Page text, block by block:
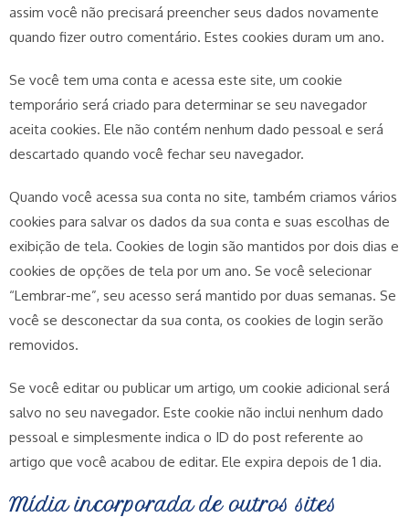
assim você não precisará preencher seus dados novamente
quando fizer outro comentário. Estes cookies duram um ano.
Se você tem uma conta e acessa este site, um cookie
temporário será criado para determinar se seu navegador
aceita cookies. Ele não contém nenhum dado pessoal e será
descartado quando você fechar seu navegador.
Quando você acessa sua conta no site, também criamos vários
cookies para salvar os dados da sua conta e suas escolhas de
exibição de tela. Cookies de login são mantidos por dois dias e
cookies de opções de tela por um ano. Se você selecionar
“Lembrar-me”, seu acesso será mantido por duas semanas. Se
você se desconectar da sua conta, os cookies de login serão
removidos.
Se você editar ou publicar um artigo, um cookie adicional será
salvo no seu navegador. Este cookie não inclui nenhum dado
pessoal e simplesmente indica o ID do post referente ao
artigo que você acabou de editar. Ele expira depois de 1 dia.
Mídia incorporada de outros sites